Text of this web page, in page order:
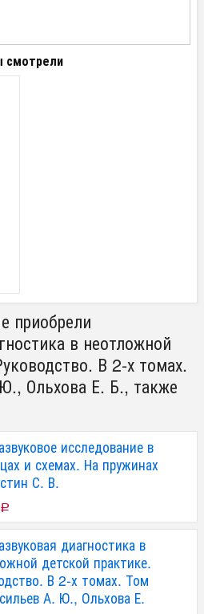
смотрели
приобрели
в неотложной
В 2-х томах.
Ольхова Е. Б., также
исследование в
и схемах. На пружинах
С. В.
Р
диагностика в
детской практике.
В 2-х томах. Том
А. Ю., Ольхова Е.